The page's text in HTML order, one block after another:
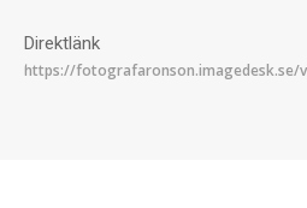
Direktlänk